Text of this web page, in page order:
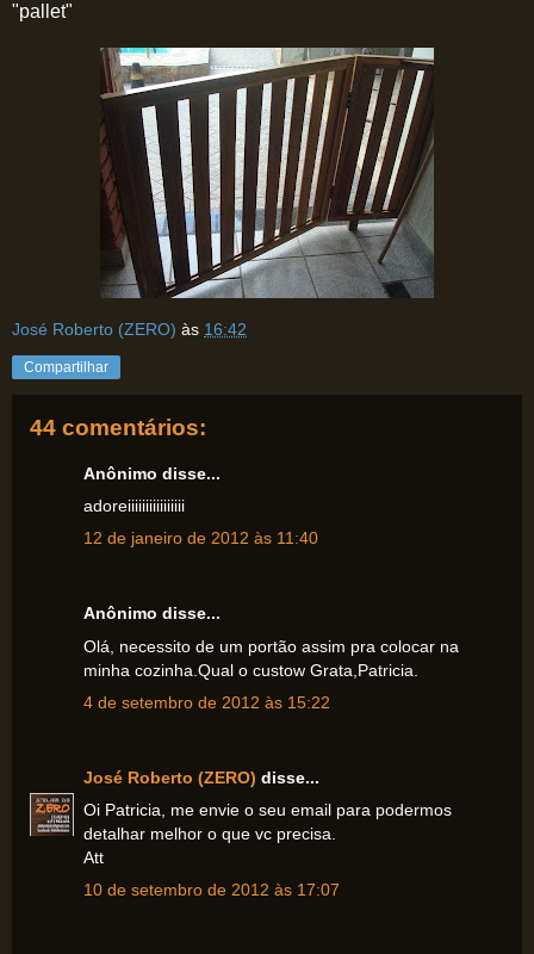
"pallet"
José Roberto (ZERO) às 16:42
Compartilhar
44 comentários:
Anônimo disse...
adoreiiiiiiiiiiiiiiii
12 de janeiro de 2012 às 11:40
Anônimo disse...
Olá, necessito de um portão assim pra colocar na
minha cozinha.Qual o custow Grata,Patricia.
4 de setembro de 2012 às 15:22
José Roberto (ZERO) disse...
Oi Patricia, me envie o seu email para podermos
detalhar melhor o que vc precisa.
Att
10 de setembro de 2012 às 17:07